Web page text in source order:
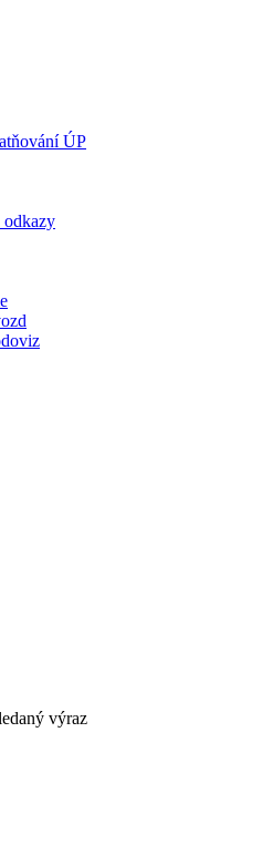
ÚP
odkazy
výraz